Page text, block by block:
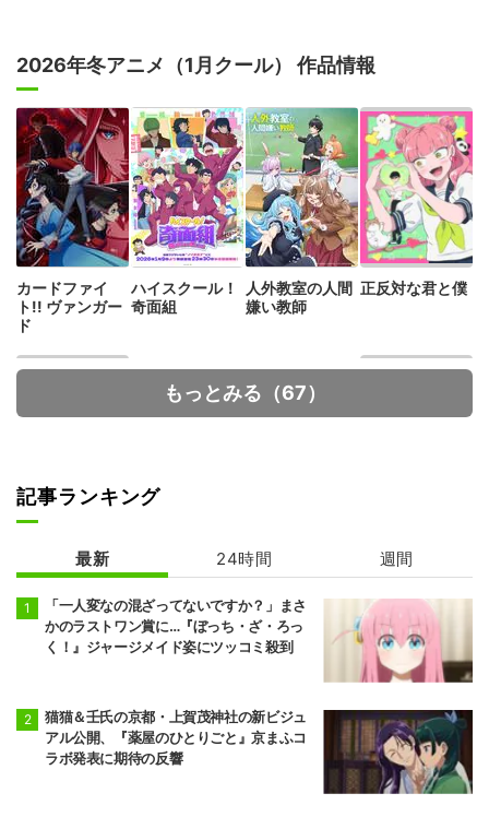
2026年冬アニメ（1月クール） 作品情報
カードファイ
ト!! ヴァンガー
ド
ハイスクール！
奇面組
人外教室の人間
嫌い教師
正反対な君と僕
コメにならない
れた生まれから
最強の力を得る
もっとみる（67）
記事ランキング
最新 24時間 週間
「一人変なの混ざってないですか？」まさ
かのラストワン賞に…『ぼっち・ざ・ろっ
く！』ジャージメイド姿にツッコミ殺到
猫猫＆壬氏の京都・上賀茂神社の新ビジュ
アル公開、『薬屋のひとりごと』京まふコ
ラボ発表に期待の反響